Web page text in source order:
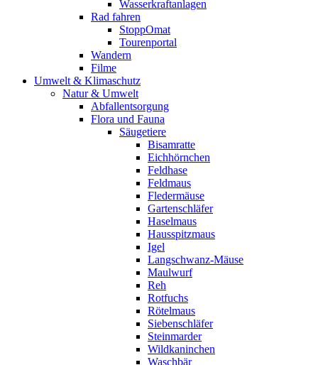
Wasserkraftanlagen
Rad fahren
StoppOmat
Tourenportal
Wandern
Filme
Umwelt & Klimaschutz
Natur & Umwelt
Abfallentsorgung
Flora und Fauna
Säugetiere
Bisamratte
Eichhörnchen
Feldhase
Feldmaus
Fledermäuse
Gartenschläfer
Haselmaus
Hausspitzmaus
Igel
Langschwanz-Mäuse
Maulwurf
Reh
Rotfuchs
Rötelmaus
Siebenschläfer
Steinmarder
Wildkaninchen
Waschbär